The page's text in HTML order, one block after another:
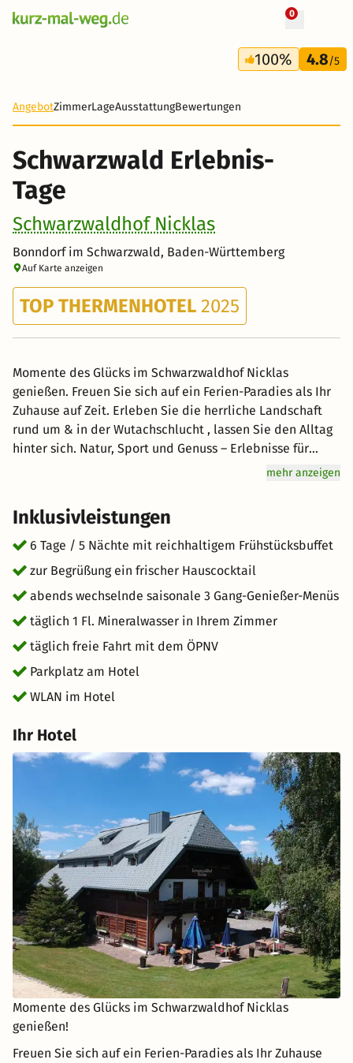
0
6 Tage
503 €
100% 4.8/5
AngebotZimmerLageAusstattungBewertungen
Schwarzwald Erlebnis-
Tage
Schwarzwaldhof Nicklas
Bonndorf im Schwarzwald, Baden-Württemberg
Auf Karte anzeigen
TOP THERMENHOTEL 2025
Momente des Glücks im Schwarzwaldhof Nicklas
genießen. Freuen Sie sich auf ein Ferien-Paradies als Ihr
Zuhause auf Zeit. Erleben Sie die herrliche Landschaft
rund um & in der Wutachschlucht , lassen Sie den Alltag
hinter sich. Natur, Sport und Genuss – Erlebnisse für
einen Traumurlaub. Die bezaubernde Natur in
faszinierend schön. Unvergleichlich vielfältig, dieses
Ferien-Paradies. Der Schwarzwaldhof liegt inmitten des
beeindruckenden Naturpark Schwarzwald. Abseits von
Massen. Das Gefühl von Freiheit spüren. Starten Sie
direkt vom Hotel aus in Sommer- & Winteraktivitäten
aller Art. Morgens wartet ein „Gute-Laune“-
Frühstücksbuffet & genießen Sie nach einem
Erlebnisreichen Tag das abendliche Verwöhn-Menü.
Lassen Sie sich von der hervorragenden Küche im
Rahmen der Halbpension, in der Schwarzwaldstube oder
auf der Sonnenterrasse überraschen.
mehr anzeigen
Inklusivleistungen
6 Tage / 5 Nächte mit reichhaltigem Frühstücksbuffet
zur Begrüßung ein frischer Hauscocktail
abends wechselnde saisonale 3 Gang-Genießer-Menüs
täglich 1 Fl. Mineralwasser in Ihrem Zimmer
täglich freie Fahrt mit dem ÖPNV
Parkplatz am Hotel
WLAN im Hotel
Ihr Hotel
Momente des Glücks im Schwarzwaldhof Nicklas
genießen!
Freuen Sie sich auf ein Ferien-Paradies als Ihr Zuhause